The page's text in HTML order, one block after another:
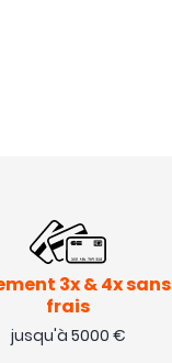
3x & 4x sans
frais
jusqu'à 5000 €